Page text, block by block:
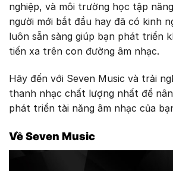
nghiệp, và môi trường học tập
người mới bắt đầu hay đã có kinh
luôn sẵn sàng giúp bạn phát triển
tiến xa trên con đường âm nhạc.
Hãy đến với Seven Music và trải
thanh nhạc chất lượng nhất để
phát triển tài năng âm nhạc của
Về Seven Music